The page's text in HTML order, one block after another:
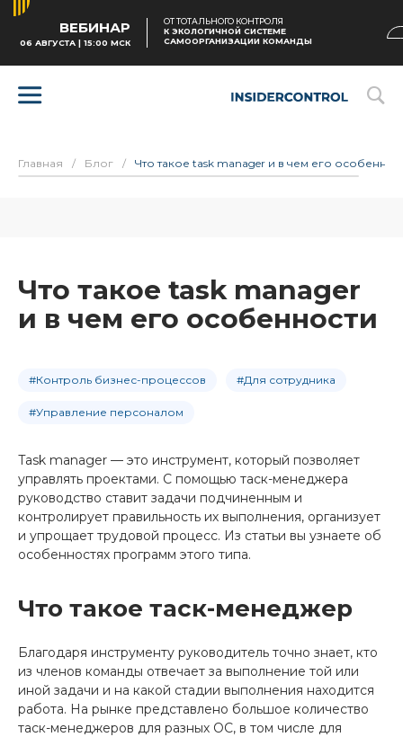
ВЕБИНАР
06 АВГУСТА | 15:00 МСК
ОТ ТОТАЛЬНОГО КОНТРОЛЯ
К ЭКОЛОГИЧНОЙ СИСТЕМЕ
САМООРГАНИЗАЦИИ КОМАНДЫ
Главная / Блог / Что такое task manager и в чем его
Что такое task manager
и в чем его особенности
#Контроль бизнес-процессов #Для сотрудника
#Управление персоналом
Task manager — это инструмент, который позволяет
управлять проектами. С помощью таск-менеджера
руководство ставит задачи подчиненным и
контролирует правильность их выполнения, организует
и упрощает трудовой процесс. Из статьи вы узнаете об
особенностях программ этого типа.
Что такое таск-менеджер
Благодаря инструменту руководитель точно знает, кто
из членов команды отвечает за выполнение той или
иной задачи и на какой стадии выполнения находится
работа. На рынке представлено большое количество
таск-менеджеров для разных ОС, в том числе для